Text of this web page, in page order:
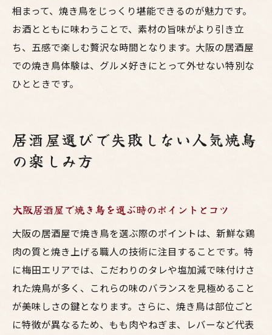
相まって、焼き鳥をじっくり堪能できるのが魅力です。
お酒とともに味わうことで、素材の旨味がより引き立
ち、五感で楽しむ贅沢な時間となります。大阪の居酒屋
での焼き鳥体験は、グルメ好きにとって外せない特別な
ひとときです。
居酒屋選びで失敗しない人気焼鳥
の楽しみ方
大阪居酒屋で焼き鳥を選ぶ時のポイントとコツ
大阪の居酒屋で焼き鳥を選ぶ際のポイントは、新鮮な鶏
肉の質と焼き上げる職人の技術に注目することです。特
に梅田エリアでは、こだわりのタレや塩加減で味付けさ
れた焼鳥が多く、これらの味のバランスを見極めること
が美味しさの鍵となります。さらに、焼き鳥は部位ごと
に特徴が異なるため、もも肉やねぎま、レバーなど代表